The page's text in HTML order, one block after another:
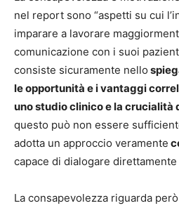
nel report sono “aspetti su cui
imparare a lavorare
comunicazione con i suoi
consiste sicuramente nello
le opportunità e i vantaggi
uno studio clinico e la crucialità
questo può non essere
adotta un approccio veramente
capace di dialogare
La consapevolezza riguarda